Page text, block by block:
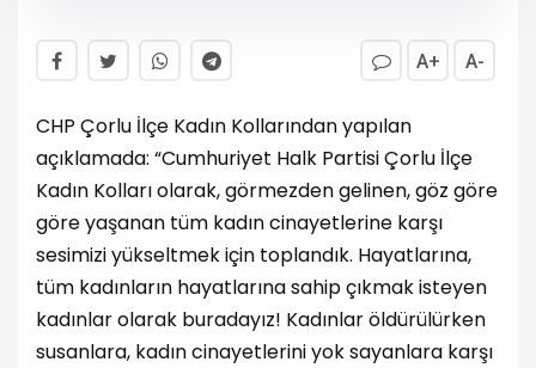
A+ A-
CHP Çorlu İlçe Kadın Kollarından yapılan
açıklamada: “Cumhuriyet Halk Partisi Çorlu İlçe
Kadın Kolları olarak, görmezden gelinen, göz göre
göre yaşanan tüm kadın cinayetlerine karşı
sesimizi yükseltmek için toplandık. Hayatlarına,
tüm kadınların hayatlarına sahip çıkmak isteyen
kadınlar olarak buradayız! Kadınlar öldürülürken
susanlara, kadın cinayetlerini yok sayanlara karşı